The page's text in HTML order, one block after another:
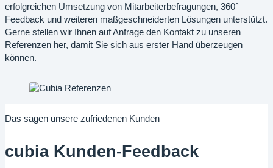
erfolgreichen Umsetzung von Mitarbeiterbefragungen, 360°
Feedback und weiteren maßgeschneiderten Lösungen unterstützt.
Gerne stellen wir Ihnen auf Anfrage den Kontakt zu unseren
Referenzen her, damit Sie sich aus erster Hand überzeugen
können.
Das sagen unsere zufriedenen Kunden
cubia Kunden-Feedback